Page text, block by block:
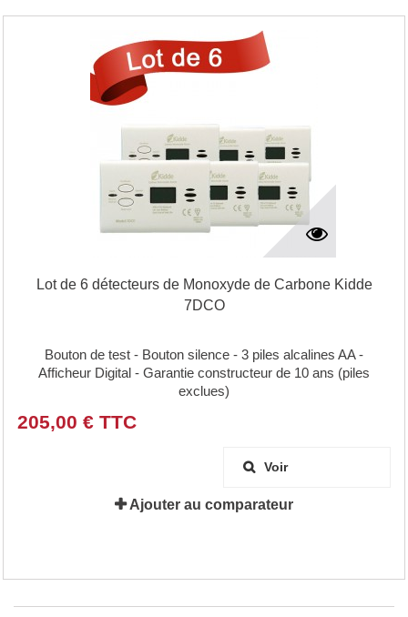
Lot de 6 détecteurs de Monoxyde de Carbone Kidde
7DCO
Bouton de test - Bouton silence - 3 piles alcalines AA -
Afficheur Digital - Garantie constructeur de 10 ans (piles
exclues)
205,00 € TTC
Voir
Ajouter au comparateur